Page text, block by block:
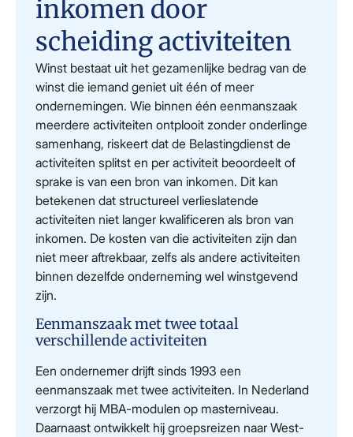
inkomen door
scheiding activiteiten
Winst bestaat uit het gezamenlijke bedrag van de
winst die iemand geniet uit één of meer
ondernemingen. Wie binnen één eenmanszaak
meerdere activiteiten ontplooit zonder onderlinge
samenhang, riskeert dat de Belastingdienst de
activiteiten splitst en per activiteit beoordeelt of
sprake is van een bron van inkomen. Dit kan
betekenen dat structureel verlieslatende
activiteiten niet langer kwalificeren als bron van
inkomen. De kosten van die activiteiten zijn dan
niet meer aftrekbaar, zelfs als andere activiteiten
binnen dezelfde onderneming wel winstgevend
zijn.
Eenmanszaak met twee totaal
verschillende activiteiten
Een ondernemer drijft sinds 1993 een
eenmanszaak met twee activiteiten. In Nederland
verzorgt hij MBA-modulen op masterniveau.
Daarnaast ontwikkelt hij groepsreizen naar West-